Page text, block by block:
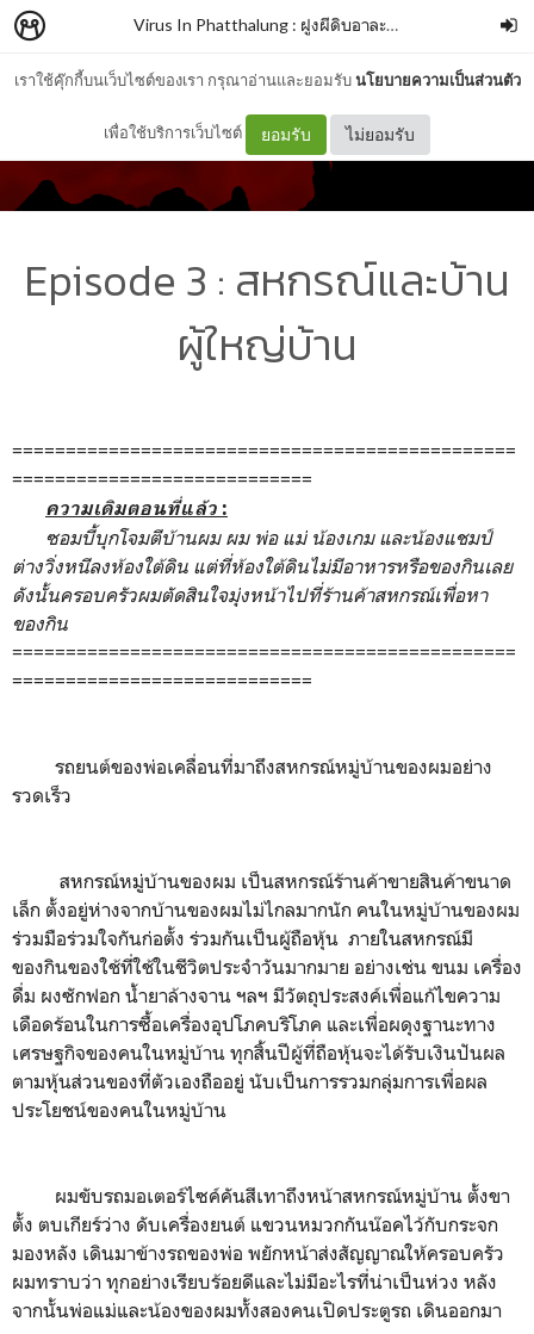
เราใช้คุ๊กกี้บนเว็บไซต์ของเรา กรุณาอ่านและยอมรับนโยบายความเป็นส่วนตัว
เพื่อใช้บริการเว็บไซต์ ยอมรับ ไม่ยอมรับ
Virus In Phatthalung : ฝูงผีดิบอาละวาดพัทลุง
Episode 3 : สหกรณ์และบ้าน
ผู้ใหญ่บ้าน
===============================================
============================
ความเดิมตอนที่แล้ว :
ซอมบี้บุกโจมตีบ้านผม ผม พ่อ แม่ น้องเกม และน้องแชมป์
ต่างวิ่งหนีลงห้องใต้ดิน แต่ที่ห้องใต้ดินไม่มีอาหารหรือของกินเลย
ดังนั้นครอบครัวผมตัดสินใจมุ่งหน้าไปที่ร้านค้าสหกรณ์เพื่อหา
ของกิน
===============================================
============================
รถยนต์ของพ่อเคลื่อนที่มาถึงสหกรณ์หมู่บ้านของผมอย่าง
รวดเร็ว
สหกรณ์หมู่บ้านของผม เป็นสหกรณ์ร้านค้าขายสินค้าขนาด
เล็ก ตั้งอยู่ห่างจากบ้านของผมไม่ไกลมากนัก คนในหมู่บ้านของผม
ร่วมมือร่วมใจกันก่อตั้ง ร่วมกันเป็นผู้ถือหุ้น ภายในสหกรณ์มี
ของกินของใช้ที่ใช้ในชีวิตประจำวันมากมาย อย่างเช่น ขนม เครื่อง
ดื่ม ผงซักฟอก น้ำยาล้างจาน ฯลฯ มีวัตถุประสงค์เพื่อแก้ไขความ
เดือดร้อนในการซื้อเครื่องอุปโภคบริโภค และเพื่อผดุงฐานะทาง
เศรษฐกิจของคนในหมู่บ้าน ทุกสิ้นปีผู้ที่ถือหุ้นจะได้รับเงินปันผล
ตามหุ้นส่วนของที่ตัวเองถืออยู่ นับเป็นการรวมกลุ่มการเพื่อผล
ประโยชน์ของคนในหมู่บ้าน
ผมขับรถมอเตอร์ไซค์คันสีเทาถึงหน้าสหกรณ์หมู่บ้าน ตั้งขา
ตั้ง ตบเกียร์ว่าง ดับเครื่องยนต์ แขวนหมวกกันน๊อคไว้กับกระจก
มองหลัง เดินมาข้างรถของพ่อ พยักหน้าส่งสัญญาณให้ครอบครัว
ผมทราบว่า ทุกอย่างเรียบร้อยดีและไม่มีอะไรที่น่าเป็นห่วง หลัง
จากนั้นพ่อแม่และน้องของผมทั้งสองคนเปิดประตูรถ เดินออกมา